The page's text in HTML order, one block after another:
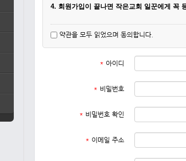
4. 회원가입이 끝나면 작은교회 일꾼에게 꼭
약관을 모두 읽었으며 동의합니다.
* 아이디
* 비밀번호
* 비밀번호 확인
* 이메일 주소